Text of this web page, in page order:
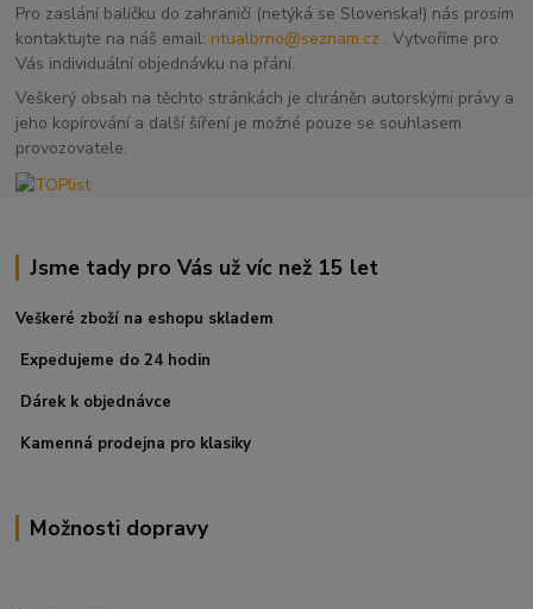
Pro zaslání balíčku do zahraničí (netýká se Slovenska!) nás prosím
kontaktujte na náš email: ritualbrno@seznam.cz . Vytvoříme pro
Vás individuální objednávku na přání.
Veškerý obsah na těchto stránkách je chráněn autorskými právy a
jeho kopírování a další šíření je možné pouze se souhlasem
provozovatele.
Jsme tady pro Vás už víc než 15 let
Veškeré zboží na eshopu skladem
Expedujeme do 24 hodin
Dárek k objednávce
Kamenná prodejna pro klasiky
Možnosti dopravy